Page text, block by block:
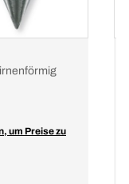
um Preise zu